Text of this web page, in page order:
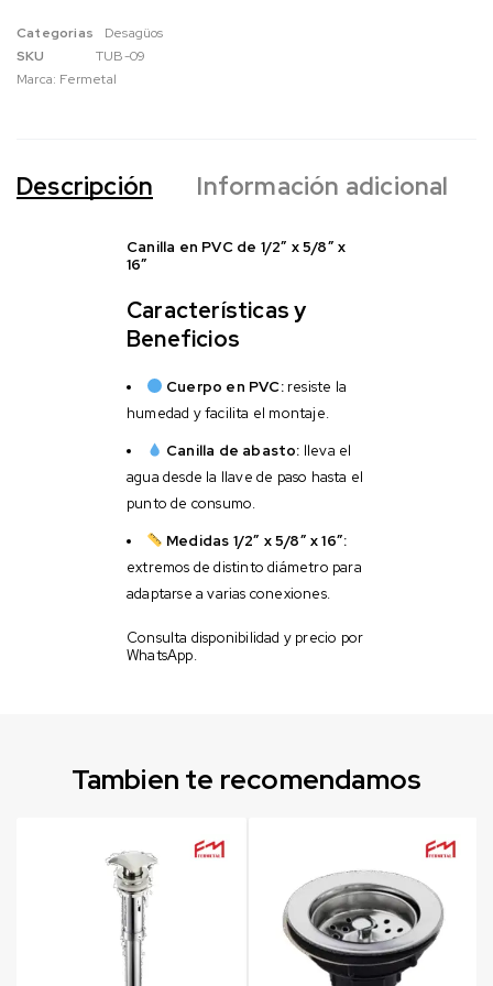
Categorias
Desagüos
SKU
TUB-09
Marca: Fermetal
Descripción Información adicional
Canilla en PVC de 1/2″ x 5/8″ x
16″
Características y
Beneficios
Cuerpo en PVC:resiste la
humedad y facilita el montaje.
Canilla de abasto: lleva el
agua desde la llave de paso hasta el
punto de consumo.
Medidas 1/2″ x 5/8″ x 16″:
extremos de distinto diámetro para
adaptarse a varias conexiones.
Consulta disponibilidad y precio por
WhatsApp.
Tambien te recomendamos